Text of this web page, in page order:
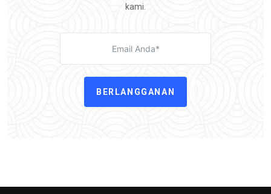
kami.
BERLANGGANAN